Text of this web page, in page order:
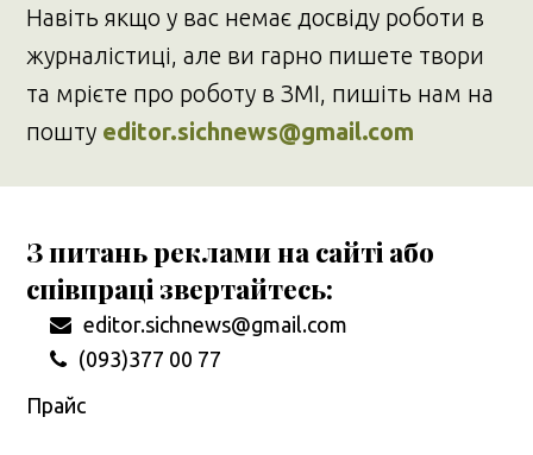
Навіть якщо у вас немає досвіду роботи в
журналістиці, але ви гарно пишете твори
та мрієте про роботу в ЗМІ, пишіть нам на
пошту editor.sichnews@gmail.com
З питань реклами на сайті або
співпраці звертайтесь:
editor.sichnews@gmail.com
(093)377 00 77
Прайс